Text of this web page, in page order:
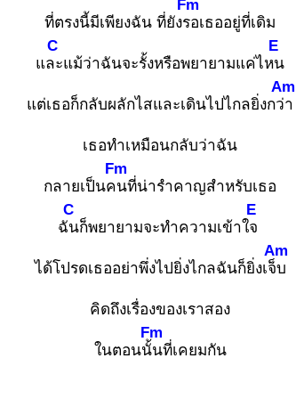
ที่ตรงนี้มีเพียงฉัน ที่ยังรอ
Fm
เธออยู่ที่เดิม
และ
C
แม้ว่าฉันจะรั้งหรือพยายามแค่ไหน
E
แต่เธอก็กลับผลักไสและเดินไปไกลยิ่งกว่า
Am
เธอทำเหมือนกลับว่าฉัน
กลายเป็นคน
Fm
ที่น่ารำคาญสำหรับเธอ
ฉัน
C
ก็พยายามจะทำความเข้าใจ
E
ได้โปรดเธออย่าพึ่งไปยิ่งไกลฉันก็ยิ่งเจ็บ
Am
คิดถึงเรื่องของเราสอง
ในตอนนั้น
Fm
ที่เคยมกัน